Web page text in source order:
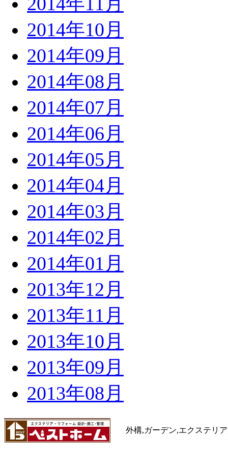
2014年10月
2014年09月
2014年08月
2014年07月
2014年06月
2014年05月
2014年04月
2014年03月
2014年02月
2014年01月
2013年12月
2013年11月
2013年10月
2013年09月
2013年08月
外構,ガーデン,エクステリ